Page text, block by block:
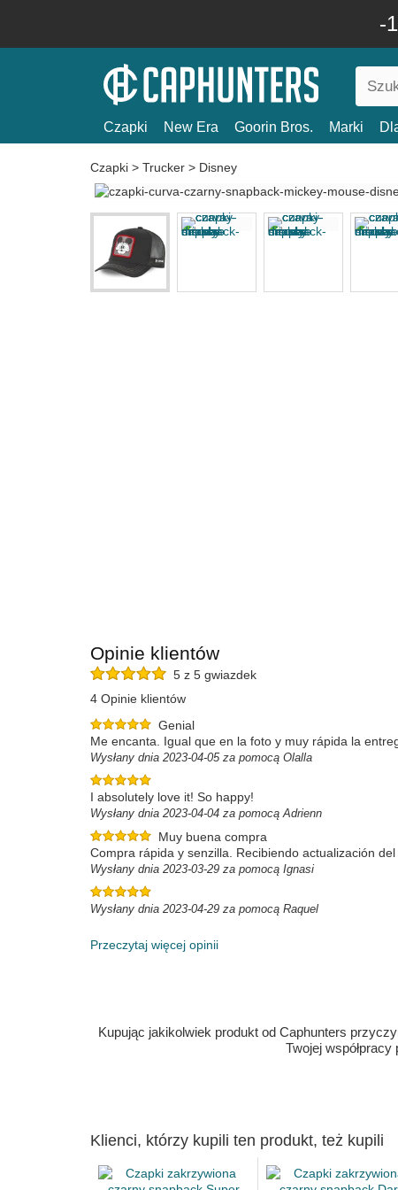
-
Czapki New Era Goorin Bros. Marki
Czapki > Trucker > Disney
Opinie klientów
5 z 5 gwiazdek
4 Opinie klientów
Genial
Me encanta. Igual que en la foto y muy rápida la
Wysłany dnia 2023-04-05 za pomocą Olalla
I absolutely love it! So happy!
Wysłany dnia 2023-04-04 za pomocą Adrienn
Muy buena compra
Compra rápida y senzilla. Recibiendo actualización del
Wysłany dnia 2023-03-29 za pomocą Ignasi
Wysłany dnia 2023-04-29 za pomocą Raquel
Przeczytaj więcej opinii
Kupując jakikolwiek produkt od Caphunters
Twojej
Klienci, którzy kupili ten produkt, też kupili